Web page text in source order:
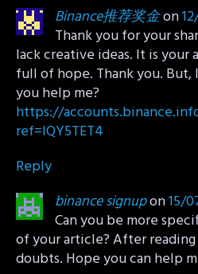
Binance推荐奖金on
Thank you for your
lack creative ideas. It is your
full of hope. Thank you. But,
you help me?
https://
ref=IQY5TET4
Reply
binance signupon15/
Can you be more
of your article? After
doubts. Hope you can help